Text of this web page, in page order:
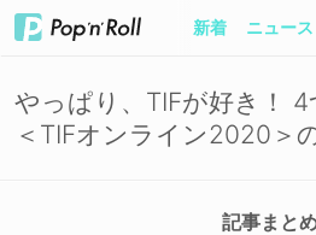
新着 ニュース
やっぱり、TIFが好き！ 4
＜TIFオンライン2020＞
記事まと